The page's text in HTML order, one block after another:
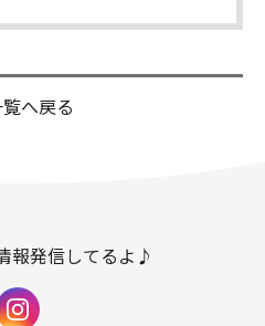
覧へ戻る
報発信してるよ♪